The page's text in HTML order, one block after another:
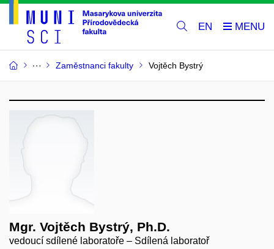
EN
Zaměstnanci fakulty Vojtěch Bystrý
Mgr. Vojtěch Bystrý, Ph.D.
vedoucí sdílené laboratoře – Sdílená laboratoř